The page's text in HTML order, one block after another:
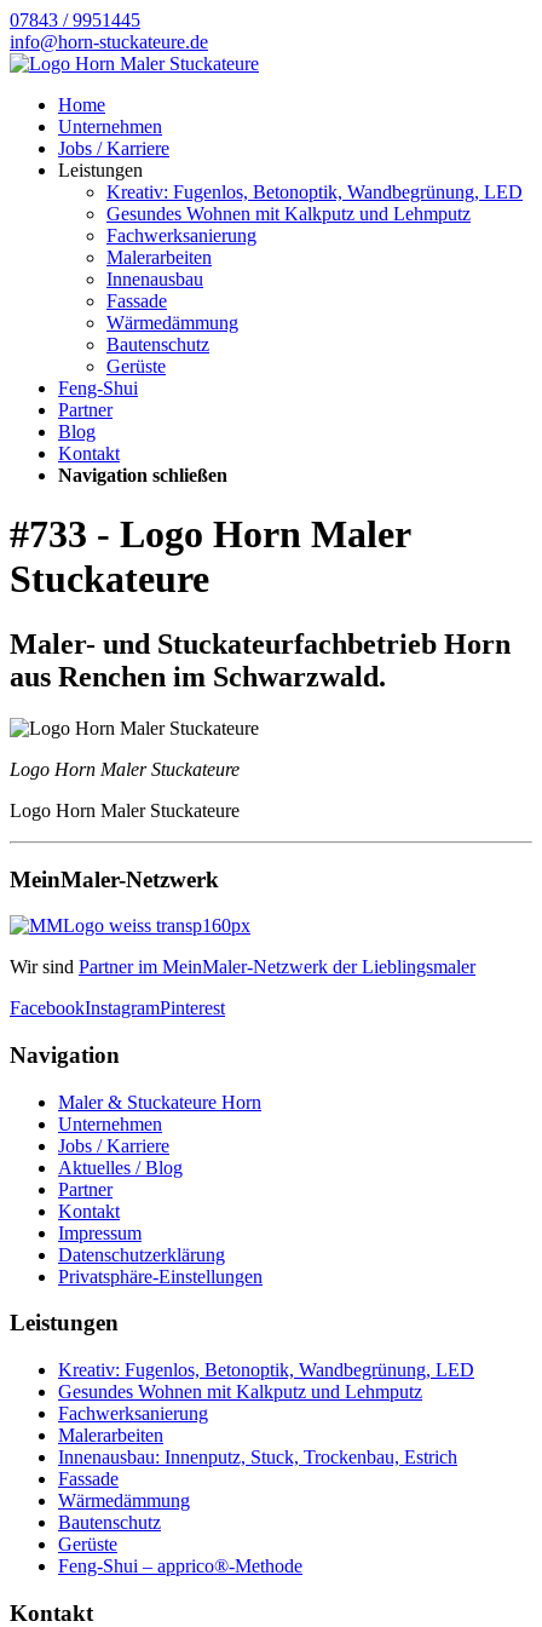
07843 / 9951445
info@horn-stuckateure.de
Home
Unternehmen
Jobs / Karriere
Leistungen
Kreativ: Fugenlos, Betonoptik, Wandbegrünung, LED
Gesundes Wohnen mit Kalkputz und Lehmputz
Fachwerksanierung
Malerarbeiten
Innenausbau
Fassade
Wärmedämmung
Bautenschutz
Gerüste
Feng-Shui
Partner
Blog
Kontakt
Navigation schließen
#733 - Logo Horn Maler
Stuckateure
Maler- und Stuckateurfachbetrieb Horn
aus Renchen im Schwarzwald.
Logo Horn Maler Stuckateure
Logo Horn Maler Stuckateure
MeinMaler-Netzwerk
Wir sind Partner im MeinMaler-Netzwerk der Lieblingsmaler
FacebookInstagramPinterest
Navigation
Maler & Stuckateure Horn
Unternehmen
Jobs / Karriere
Aktuelles / Blog
Partner
Kontakt
Impressum
Datenschutzerklärung
Privatsphäre-Einstellungen
Leistungen
Kreativ: Fugenlos, Betonoptik, Wandbegrünung, LED
Gesundes Wohnen mit Kalkputz und Lehmputz
Fachwerksanierung
Malerarbeiten
Innenausbau: Innenputz, Stuck, Trockenbau, Estrich
Fassade
Wärmedämmung
Bautenschutz
Gerüste
Feng-Shui – apprico®-Methode
Kontakt